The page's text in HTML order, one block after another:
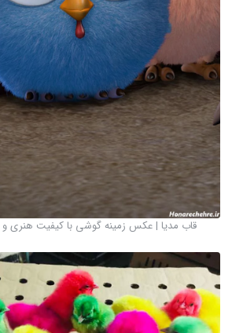
قاب مدیا | عکس زمینه گوشی با کیفیت هنری